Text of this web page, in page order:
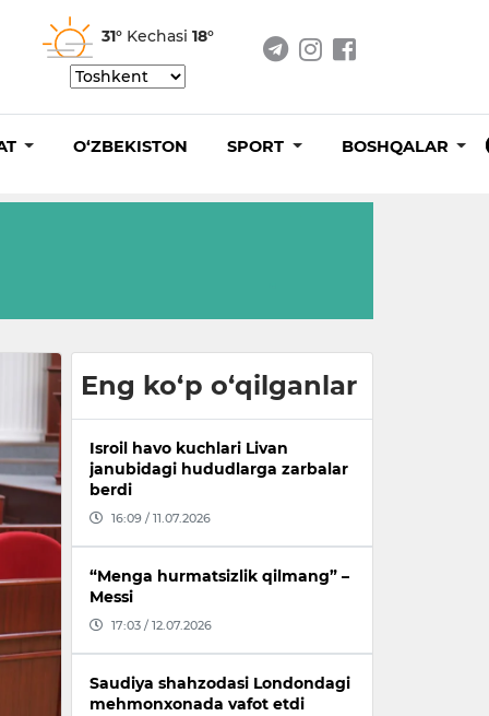
31° Kechasi 18°
O‘ZBEKISTON SPORT BOSHQALAR
Eng ko‘p o‘qilganlar
Isroil havo kuchlari Livan
janubidagi hududlarga zarbalar
berdi
16:09 / 11.07.2026
“Menga hurmatsizlik qilmang” –
Messi
17:03 / 12.07.2026
Saudiya shahzodasi Londondagi
mehmonxonada vafot etdi